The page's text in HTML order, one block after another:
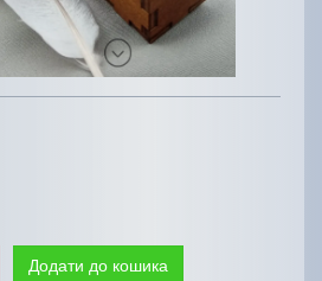
Додати до кошика